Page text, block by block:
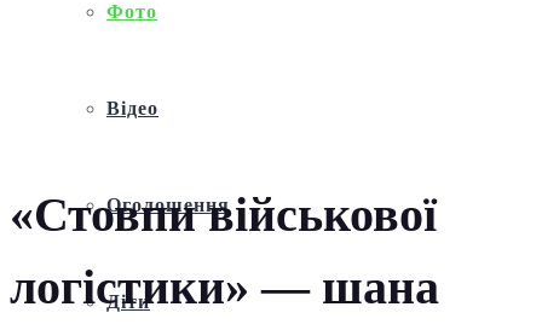
Фото
Відео
Оголошення
Діти
«Стовпи військової
логістики» — шана